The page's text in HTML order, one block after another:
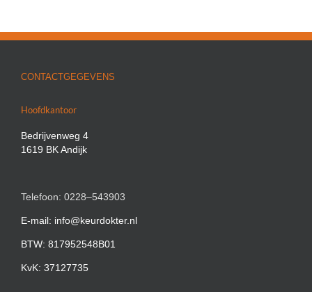
CONTACTGEGEVENS
Hoofdkantoor
Bedrijvenweg 4
1619 BK Andijk
Telefoon: 0228–543903
E-mail: info@keurdokter.nl
BTW: 817952548B01
KvK: 37127735